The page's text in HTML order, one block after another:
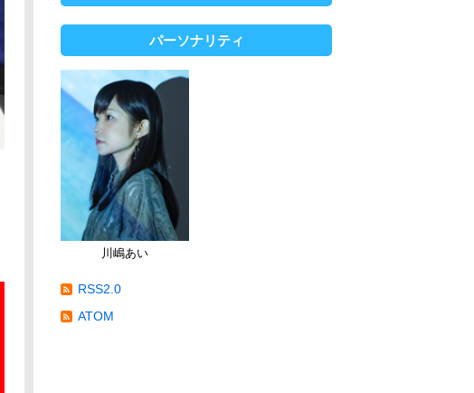
パーソナリティ
川嶋あい
RSS2.0
ATOM